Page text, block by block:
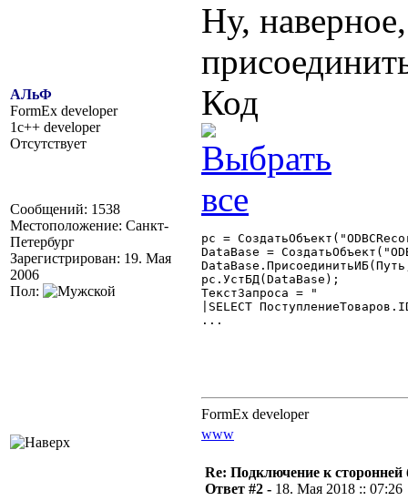
АЛьФ
FormEx developer
1c++ developer
Отсутствует
Сообщений: 1538
Местоположение: Санкт-
Петербург
Зарегистрирован: 19. Мая
2006
Пол:
Ну,
Код
рс =
DataBase =
рс.УстБД(DataBase);
ТекстЗапроса = "
|SELECT
...
FormEx developer
www
Re: Подключение к сторонней
Ответ #2 - 18. Мая 2018 :: 07:26